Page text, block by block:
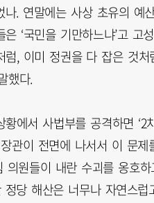
. 연말에는 사상 초유의 예
‘국민을 기만하느냐’고 고성
, 이미 정권을 다 잡은 것처
했다.
에서 사법부를 공격하면 ‘2
관이 전면에 나서서 이 문제
의원들이 내란 수괴를 옹호하
당 해산은 너무나 자연스럽